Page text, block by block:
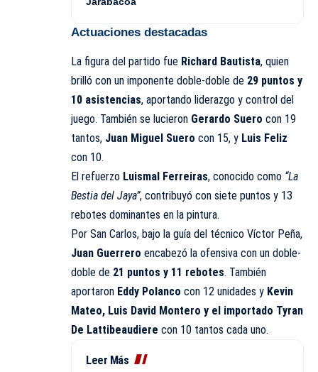
Actuaciones destacadas
La figura del partido fue Richard Bautista, quien
brilló con un imponente doble-doble de 29 puntos y
10 asistencias, aportando liderazgo y control del
juego. También se lucieron Gerardo Suero con 19
tantos, Juan Miguel Suero con 15, y Luis Feliz
con 10.
El refuerzo Luismal Ferreiras, conocido como “La
Bestia del Jaya”, contribuyó con siete puntos y 13
rebotes dominantes en la pintura.
Por San Carlos, bajo la guía del técnico Víctor Peña,
Juan Guerrero encabezó la ofensiva con un doble-
doble de 21 puntos y 11 rebotes. También
aportaron Eddy Polanco con 12 unidades y Kevin
Mateo, Luis David Montero y el importado Tyran
De Lattibeaudiere con 10 tantos cada uno.
Leer Más